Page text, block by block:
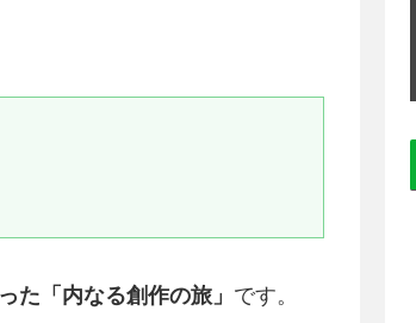
た「内なる創作の旅」 です。